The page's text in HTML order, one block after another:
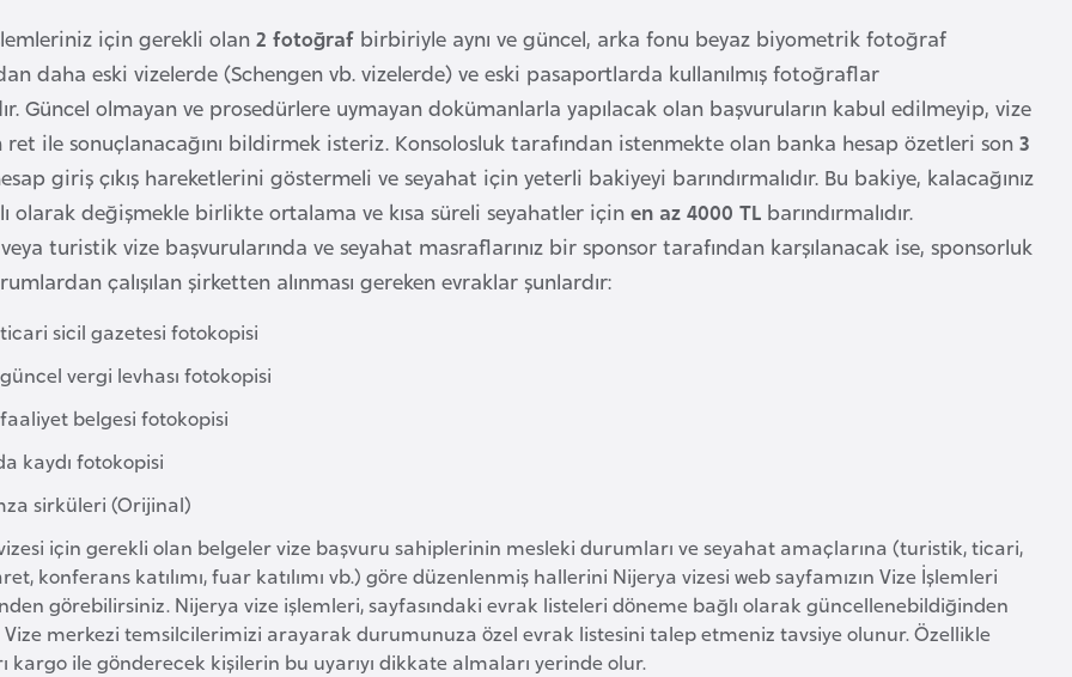
için gerekli olan2 fotoğraf birbiriyle aynı ve güncel, arka fonu beyaz biyometrik fotoğraf
daha eski vizelerde (Schengen vb. vizelerde) ve eski pasaportlarda kullanılmış fotoğraflar
Güncel olmayan ve prosedürlere uymayan dokümanlarla yapılacak olan başvuruların kabul edilmeyip, vize
ret ile sonuçlanacağını bildirmek isteriz. Konsolosluk tarafından istenmekte olan banka hesap özetleri son 3
giriş çıkış hareketlerini göstermeli ve seyahat için yeterli bakiyeyi barındırmalıdır. Bu bakiye, kalacağınız
olarak değişmekle birlikte ortalama ve kısa süreli seyahatler için en az 4000 TL barındırmalıdır.
turistik vize başvurularında ve seyahat masraflarınız bir sponsor tarafından karşılanacak ise, sponsorluk
çalışılan şirketten alınması gereken evraklar şunlardır:
sicil gazetesi fotokopisi
vergi levhası fotokopisi
belgesi fotokopisi
kaydı fotokopisi
sirküleri (Orijinal)
için gerekli olan belgeler vize başvuru sahiplerinin mesleki durumları ve seyahat amaçlarına (turistik, ticari,
konferans katılımı, fuar katılımı vb.) göre düzenlenmiş hallerini Nijerya vizesi web sayfamızın Vize İşlemleri
görebilirsiniz. Nijerya vize işlemleri, sayfasındaki evrak listeleri döneme bağlı olarak güncellenebildiğinden
merkezi temsilcilerimizi arayarak durumunuza özel evrak listesini talep etmeniz tavsiye olunur. Özellikle
kargo ile gönderecek kişilerin bu uyarıyı dikkate almaları yerinde olur.